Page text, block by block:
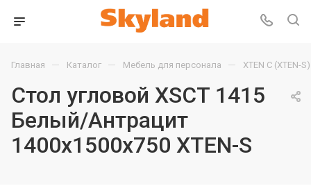
Главная — Каталог — Мебель для персонала — XTEN С (XTEN-S)
Стол угловой XSCT 1415
Белый/Антрацит
1400х1500х750 XTEN-S